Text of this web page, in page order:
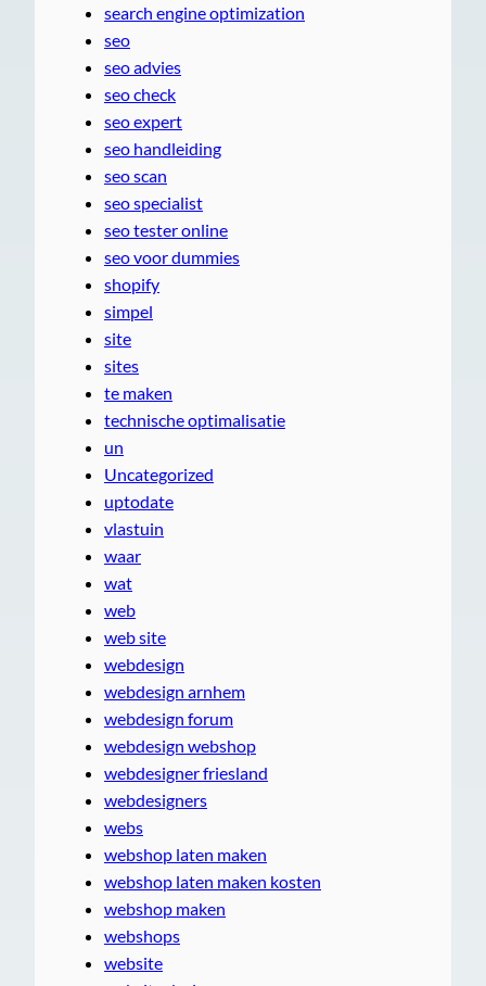
search engine optimization
seo
seo advies
seo check
seo expert
seo handleiding
seo scan
seo specialist
seo tester online
seo voor dummies
shopify
simpel
site
sites
te maken
technische optimalisatie
un
Uncategorized
uptodate
vlastuin
waar
wat
web
web site
webdesign
webdesign arnhem
webdesign forum
webdesign webshop
webdesigner friesland
webdesigners
webs
webshop laten maken
webshop laten maken kosten
webshop maken
webshops
website